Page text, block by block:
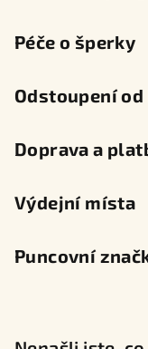
Péče o šperky
Odstoupení
Doprava a
Výdejní místa
Puncovní